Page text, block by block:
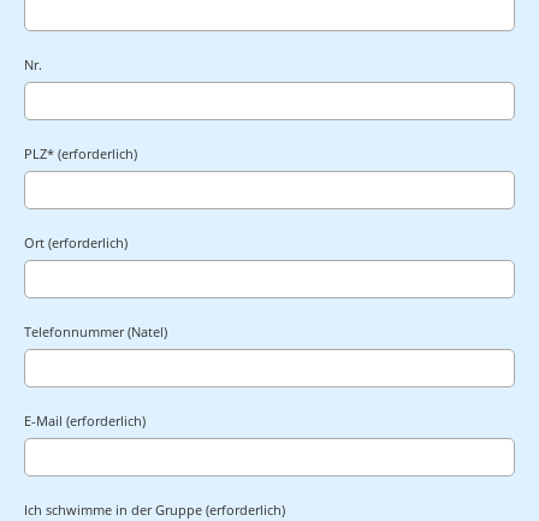
Nr.
PLZ* (erforderlich)
Ort (erforderlich)
Telefonnummer (Natel)
E-Mail (erforderlich)
Ich schwimme in der Gruppe (erforderlich)